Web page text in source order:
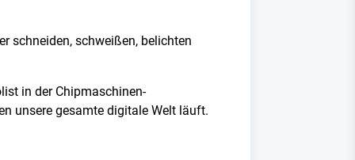
schneiden, schweißen, belichten
in der Chipmaschinen-
unsere gesamte digitale Welt läuft.